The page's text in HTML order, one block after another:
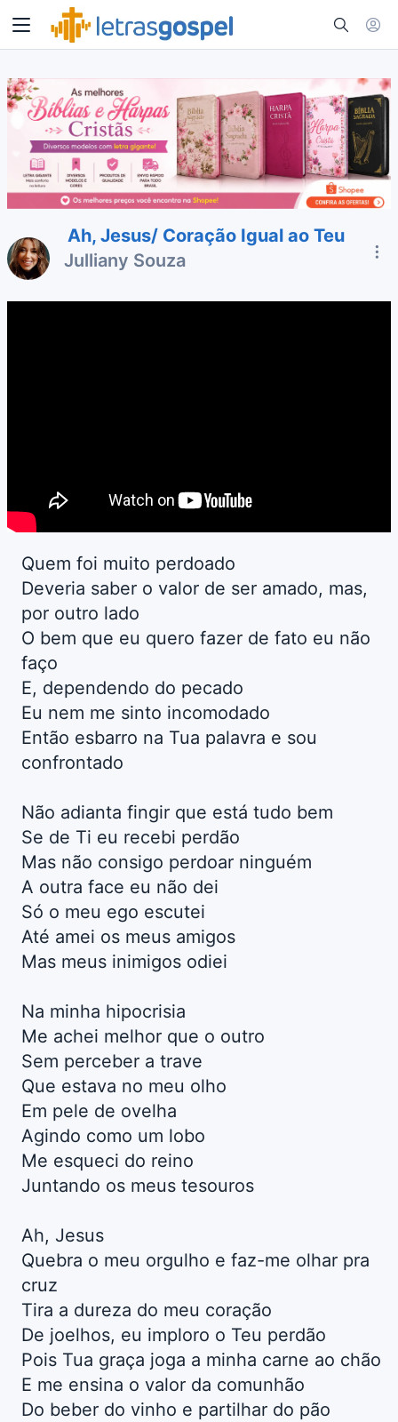
Ah, Jesus/ Coração Igual ao Teu
Julliany Souza
Quem foi muito perdoado
Deveria saber o valor de ser amado, mas,
por outro lado
O bem que eu quero fazer de fato eu não
faço
E, dependendo do pecado
Eu nem me sinto incomodado
Então esbarro na Tua palavra e sou
confrontado
Não adianta fingir que está tudo bem
Se de Ti eu recebi perdão
Mas não consigo perdoar ninguém
A outra face eu não dei
Só o meu ego escutei
Até amei os meus amigos
Mas meus inimigos odiei
Na minha hipocrisia
Me achei melhor que o outro
Sem perceber a trave
Que estava no meu olho
Em pele de ovelha
Agindo como um lobo
Me esqueci do reino
Juntando os meus tesouros
Ah, Jesus
Quebra o meu orgulho e faz-me olhar pra
cruz
Tira a dureza do meu coração
De joelhos, eu imploro o Teu perdão
Pois Tua graça joga a minha carne ao chão
E me ensina o valor da comunhão
Do beber do vinho e partilhar do pão